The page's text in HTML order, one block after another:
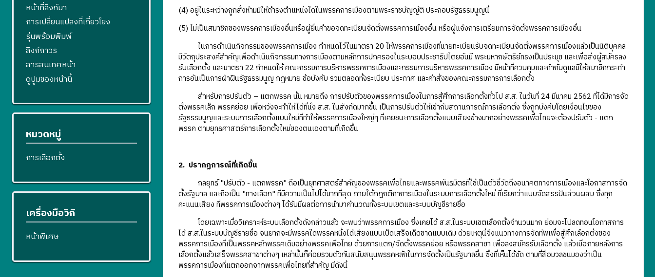
(4) อยู่ในระหว่างถูกสั่งห้ามมิให้ดํารงตําแหน่งใดในพรรคการเมืองตามพระราชบัญญัติ ประกอบรัฐธรรมนูญนี้
(5) ไม่เป็นสมาชิกของพรรคการเมืองอื่นหรือผู้ยื่นคําขอจดทะเบียนจัดตั้งพรรคการเมืองอื่น หรือผู้แจ้งการเตรียมการจัดตั้งพรรคการเมืองอื่น
ในการดําเนินกิจกรรมของพรรคการเมือง กำหนดไว้ในมาตรา 20 ให้พรรคการเมืองที่นายทะเบียนรับจดทะเบียนจัดตั้งพรรคการเมืองแล้วเป็นนิติบุคคล
มีวัตถุประสงค์สําคัญเพื่อดําเนินกิจกรรมทางการเมืองตามหลักการปกครองในระบอบประชาธิปไตยอันมี พระมหากษัตริย์ทรงเป็นประมุข และเพื่อส่งผู้สมัครลง
รับเลือกตั้ง และมาตรา 22 กำหนดให้ คณะกรรมการบริหารพรรคการเมืองและกรรมการบริหารพรรคการเมือง มีหน้าที่ควบคุมและกํากับดูแลมิให้สมาชิกกระทํา
การอันเป็นการฝ่าฝืนรัฐธรรมนูญ กฎหมาย ข้อบังคับ รวมตลอดทั้งระเบียบ ประกาศ และคําสั่งของคณะกรรมการการเลือกตั้ง
สำหรับการปรับตัว – แตกพรรค นั้น หมายถึง การปรับตัวของพรรคการเมืองในการสู้ศึกการเลือกตั้งทั่วไป ส.ส. ในวันที่ 24 มีนาคม 2562 ที่ได้มีการจัด
ตั้งพรรคเล็ก พรรคย่อย เพื่อหวังจะทำให้ได้ที่นั่ง ส.ส. ในสังกัดมากขึ้น เป็นการปรับตัวให้เข้ากับสถานการณ์การเลือกตั้ง ซึ่งถูกบังคับโดยเงื่อนไขของ
รัฐธรรมนูญและระบบการเลือกตั้งแบบใหม่ที่ทำให้พรรคการเมืองใหญ่ๆ ที่เคยชนะการเลือกตั้งแบบเสียงข้างมากอย่างพรรคเพื่อไทยจะต้องปรับตัว - แตก
พรรค ตามยุทธศาสตร์การเลือกตั้งใหม่ของตนเองตามที่เกิดขึ้น
2. ปรากฏการณ์ที่เกิดขึ้น
กลยุทธ์ "ปรับตัว - แตกพรรค" ถือเป็นยุทศาสตร์สำคัญของพรรคเพื่อไทยและพรรคพันธมิตรที่ใช้เป็นตัวชี้วัดถึงอนาคตทางการเมืองและโอกาสการจัด
ตั้งรัฐบาล และถือเป็น "ทางเลือก" ที่มีความเป็นไปได้มากที่สุด ภายใต้กฎกติกาการเมืองในระบบการเลือกตั้งใหม่ ที่เรียกว่าแบบจัดสรรปันส่วนผสม ซึ่งทุก
คะแนนเสียง ที่พรรคการเมืองต่างๆ ได้รับมีผลต่อการนำมาคำนวณทั้งระบบเขตและระบบบัญชีรายชื่อ
โดยเฉพาะเมื่อวิเคราะห์ระบบเลือกตั้งดังกล่าวแล้ว จะพบว่าพรรคการเมือง ซึ่งเคยได้ ส.ส.ในระบบเขตเลือกตั้งจำนวนมาก ย่อมจะไปลดทอนโอกาสการ
ได้ ส.ส.ในระบบบัญชีรายชื่อ จนยากจะมีพรรคใดพรรคหนึ่งได้เสียงแบบเบ็ดเสร็จเด็ดขาดแบบเดิม ด้วยเหตุนี้จึงแนวทางการจัดทัพเพื่อสู้ศึกเลือกตั้งของ
พรรคการเมืองที่เป็นพรรคหลักพรรคเดิมอย่างพรรคเพื่อไทย ด้วยการแตก/จัดตั้งพรรคย่อย หรือพรรคสาขา เพื่อลงสมัครรับเลือกตั้ง แล้วเมื่อภายหลังการ
เลือกตั้งแล้วเสร็จพรรคสาขาต่างๆ เหล่านั้นก็ค่อยรวมตัวกันสนับสนุนพรรคหลักในการจัดตั้งเป็นรัฐบาลขึ้น ซึ่งที่เห็นได้ชัด ตามที่สื่อมวลชนมองว่าเป็น
พรรคการเมืองที่แตกออกจากพรรคเพื่อไทยที่สำคัญ มีดังนี้
หน้าที่ลิงก์มา
การเปลี่ยนแปลงที่เกี่ยวโยง
รุ่นพร้อมพิมพ์
ลิงก์ถาวร
สารสนเทศหน้า
ดูปูมของหน้านี้
หมวดหมู่
การเลือกตั้ง
เครื่องมือวิกิ
หน้าพิเศษ